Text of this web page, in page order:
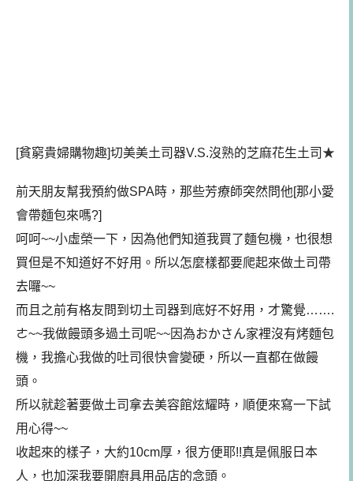
[貧窮貴婦購物趣]切美美土司器V.S.沒熟的芝麻花生土司 ★
前天朋友幫我預約做SPA時，那些芳療師突然問他[那小愛
會帶麵包來嗎?]
呵呵~~小虛榮一下，因為他們知道我買了麵包機，也很想
買但是不知道好不好用。所以怎麼樣都要爬起來做土司帶
去囉~~
而且之前有格友問到切土司器到底好不好用，才驚覺…….
ㄜ~~我做饅頭多過土司呢~~因為おかさん家裡沒有烤麵包
機，我擔心我做的吐司很快會變硬，所以一直都在做饅
頭。
所以就趁著要做土司拿去美容館炫耀時，順便來寫一下試
用心得~~
收起來的樣子，大約10cm厚，很方便耶!!真是佩服日本
人，也加深我要開廚具用品店的念頭。